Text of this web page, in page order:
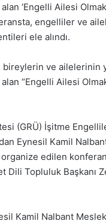
‘Engelli Ailesi
engelliler ve
ele alındı.
bireylerin ve ailelerinin
“Engelli Ailesi
(GRÜ) İşitme
Eynesil Kamil
edilen
Dili Topluluk Başkanı
Kamil Nalbant